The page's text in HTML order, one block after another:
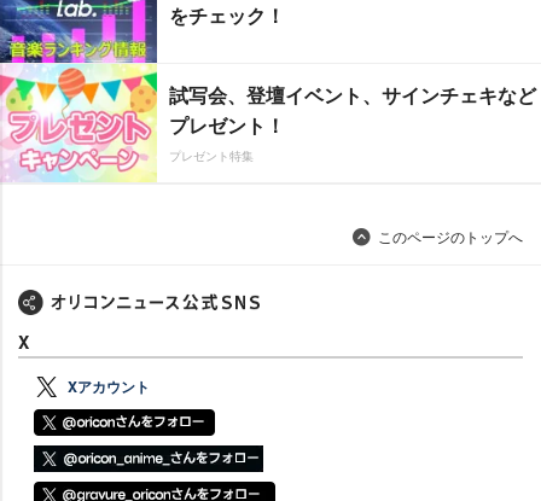
をチェック！
試写会、登壇イベント、サインチェキなど
プレゼント！
プレゼント特集
このページのトップへ
X
Xアカウント